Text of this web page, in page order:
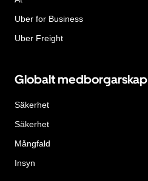
Uber for Business
Uber Freight
Globalt medborgarskap
Säkerhet
Säkerhet
Mångfald
Insyn